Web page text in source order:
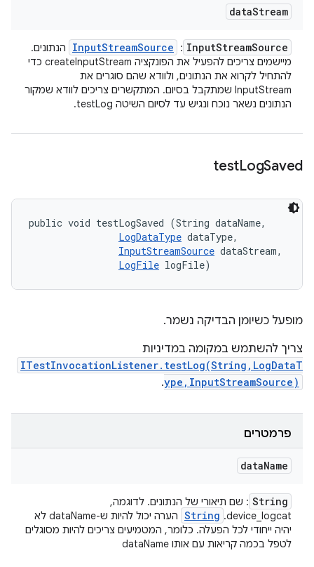
dataStream
InputStreamSource
:
InputStreamSource
הנתונים.
מיישמים צריכים להפעיל את הפונקציה createInputStream כדי
להתחיל לקרוא את הנתונים, ולוודא שהם סוגרים את
InputStream שמתקבל בסיום. המתקשרים צריכים לוודא שמקור
הנתונים נשאר נוכח ונגיש עד לסיום השיטה testLog.
testLogSaved
public void testLogSaved (String dataName,
LogDataType dataType,
InputStreamSource dataStream,
LogFile logFile)
מופעל כשיומן הבדיקה נשמר.
צריך להשתמש במקומה במדיניות
ITestInvocationListener.testLog(String,LogDataT
ype,InputStreamSource)
.
פרמטרים
dataName
String : שם תיאורי של הנתונים. לדוגמה,
device_logcat.
String
הערה יכול להיות ש-dataName לא
יהיה ייחודי לכל הפעלה. כלומר, המטמיעים צריכים להיות מסוגלים
לטפל בכמה קריאות עם אותו dataName